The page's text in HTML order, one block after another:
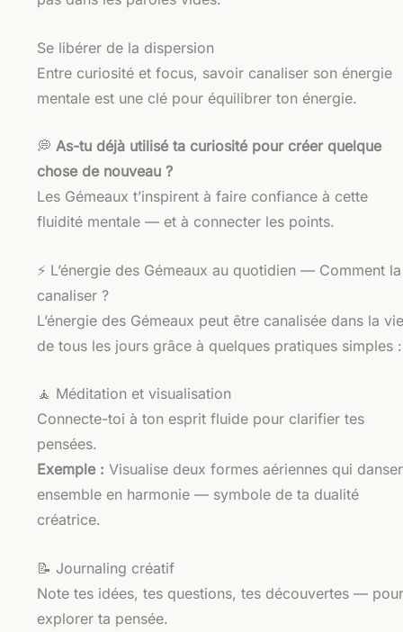
Se libérer de la dispersion
Entre curiosité et focus, savoir canaliser son énergie
mentale est une clé pour équilibrer ton énergie.
💭As-tu déjà utilisé ta curiosité pour créer quelque
chose de nouveau ?
Les Gémeaux t’inspirent à faire confiance à cette
fluidité mentale — et à connecter les points.
⚡️ L’énergie des Gémeaux au quotidien — Comment la
canaliser ?
L’énergie des Gémeaux peut être canalisée dans la
de tous les jours grâce à quelques pratiques simples :
🧘 Méditation et visualisation
Connecte-toi à ton esprit fluide pour clarifier tes
pensées.
Exemple : Visualise deux formes aériennes qui
ensemble en harmonie — symbole de ta dualité
créatrice.
📝 Journaling créatif
Note tes idées, tes questions, tes découvertes —
explorer ta pensée.